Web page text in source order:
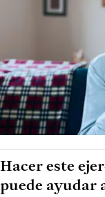
Hacer este
puede ayudar